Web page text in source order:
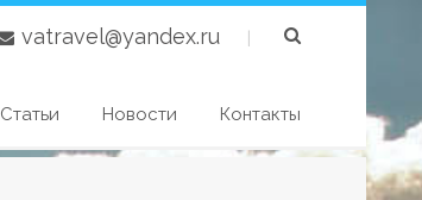
vatravel@yandex.ru |
Статьи Новости Контакты